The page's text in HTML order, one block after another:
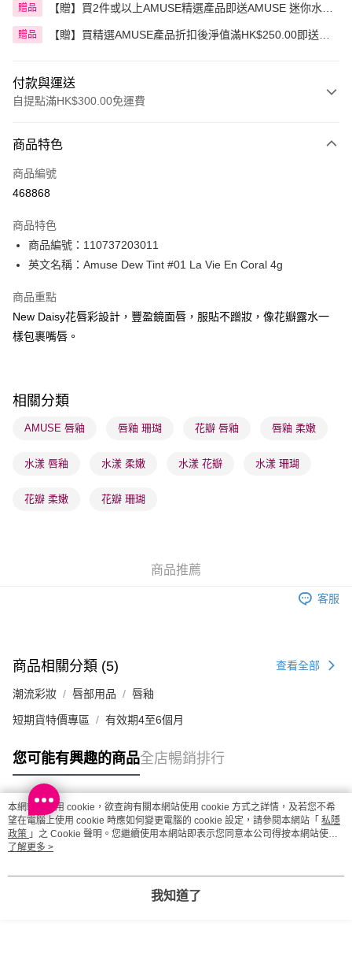
贈品
【贈】買2件或以上AMUSE精選產品即送AMUSE 迷你水漾
贈品
【贈】買精選AMUSE產品折扣後淨值滿HK$250.00即送
付款與運送
自提點滿HK$300.00免運費
信用卡
Apple Pay
PayMe
WeChat Pay
BoC Pay
送貨方式
每筆HK$65.00，滿HK$300.00或以上免運費
確認發貨後1-3 工作天送達，訂單將隨機分配至SF順豐速運或京東
每筆HK$65.00，滿HK$300.00或以上免運費
每筆HK$20.00，滿HK$100.00或以上免運費
(澳門門市) 只顯示可選門市。確認發貨後2-5個工作天到店，3天內
澳門地區配送 - 確認發貨後1-4個工作天送達 運費表
商品特色
商品編號
468868
商品特色
商品編號：110737203011
英文名稱：Amuse Dew Tint #01 La Vie En Coral 4g
商品重點
New Daisy花唇彩設計，豐盈鏡面唇，服貼不蹭妝，像花瓣露水一
樣包裹嘴唇。
相關分類
AMUSE 唇釉 唇釉 珊瑚 花瓣 唇釉 唇釉 柔嫩
水漾 唇釉 水漾 柔嫩 水漾 花瓣 水漾 珊瑚
花瓣 柔嫩 花瓣 珊瑚
商品推薦
客服
商品相關分類 (5) 查看全部
潮流彩妝 唇部用品 唇釉
短期貨特價專區 有效期4至6個月
您可能有興趣的商品全店暢銷排行
熱門標籤
熱銷排行
本網站中使用 cookie，欲查詢有關本網站使用 cookie 方式之詳情，及若您不希
望在電腦上使用 cookie 時應如何變更電腦的 cookie 設定，請參閱本網站「 私隱
政策 」之 Cookie 聲明。您繼續使用本網站即表示您同意本公司得按本網站使用
條款之 Cookie 聲明使用 cookie。
了解更多 >
我知道了